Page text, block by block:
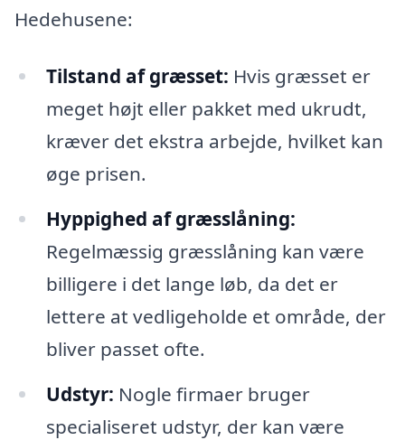
Hedehusene:
Tilstand af græsset: Hvis græsset er
meget højt eller pakket med ukrudt,
kræver det ekstra arbejde, hvilket kan
øge prisen.
Hyppighed af græsslåning:
Regelmæssig græsslåning kan være
billigere i det lange løb, da det er
lettere at vedligeholde et område, der
bliver passet ofte.
Udstyr: Nogle firmaer bruger
specialiseret udstyr, der kan være